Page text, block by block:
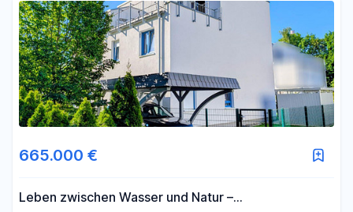
665.000 €
Leben zwischen Wasser und Natur –